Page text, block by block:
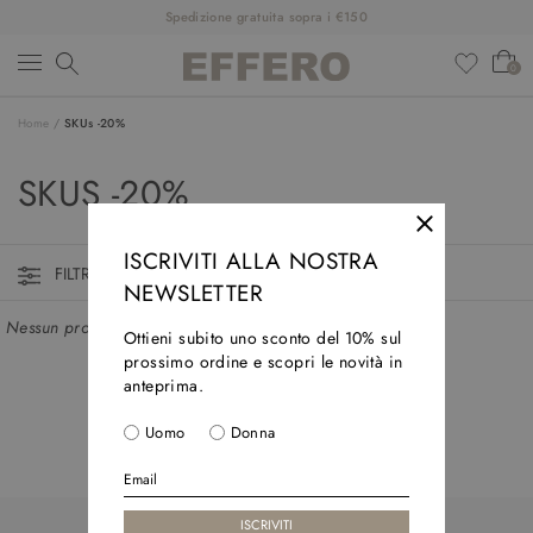
Spedizione gratuita sopra i €150
0
ABBIGLIAMENTO
ISCRIVITI ALLA NOSTRA
NEWSLETTER
Ottieni subito uno sconto del 10% sul
prossimo ordine e scopri le novità in
anteprima.
Uomo Donna
Home / SKUs -20%
SKUS -20%
FILTRI ATTIVI
Nessun prodotto trovato in questa collezione